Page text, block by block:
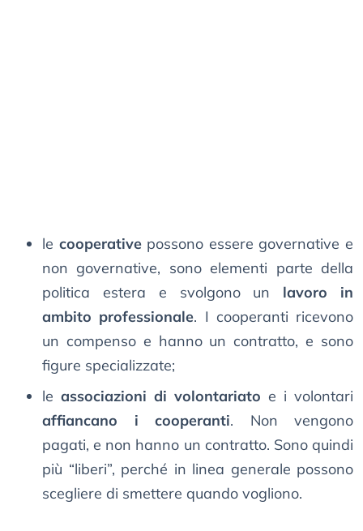
le cooperativepossono essere governative e
non governative, sono elementi parte della
politica estera e svolgono un lavoro in
ambito professionale. I cooperanti ricevono
un compenso e hanno un contratto, e sono
figure specializzate;
le associazioni di volontariato e i volontari
affiancano i cooperanti. Non vengono
pagati, e non hanno un contratto. Sono quindi
più “liberi”, perché in linea generale possono
scegliere di smettere quando vogliono.